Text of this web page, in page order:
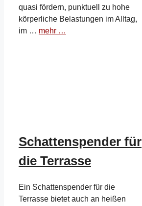
quasi fördern, punktuell zu hohe
körperliche Belastungen im Alltag,
im … mehr …
Schattenspender für
die Terrasse
Ein Schattenspender für die
Terrasse bietet auch an heißen